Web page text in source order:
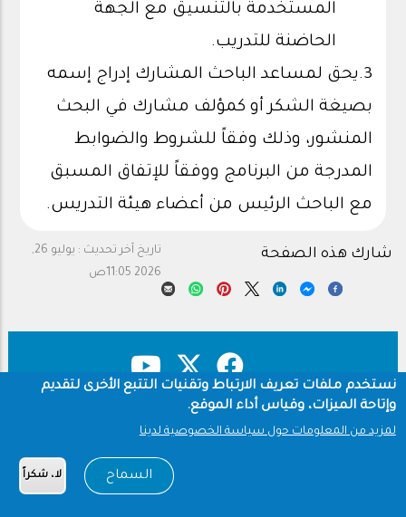
المستخدمة بالتنسيق مع الجهة
الحاضنة للتدريب.
3.يحق لمساعد الباحث المشارك إدراج إسمه
بصيغة الشكر أو كمؤلف مشارك في البحث
المنشور، وذلك وفقاً للشروط والضوابط
المدرجة من البرنامج ووفقاً للإتفاق المسبق
مع الباحث الرئيس من أعضاء هيئة التدريس.
تاريخ آخر تحديث :
يوليو 26,
2026 11:05ص
شارك هذه الصفحة
Footer
نستخدم ملفات تعريف الارتباط وتقنيات التتبع الأخرى لتقديم
وإتاحة الميزات، وقياس أداء الموقع.
لمزيد من المعلومات حول سياسة الخصوصية لدينا
السماح لا، شكراً